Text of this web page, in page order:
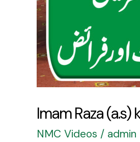
Imam Raza
NMC Videos / admin
aur
Faraiz